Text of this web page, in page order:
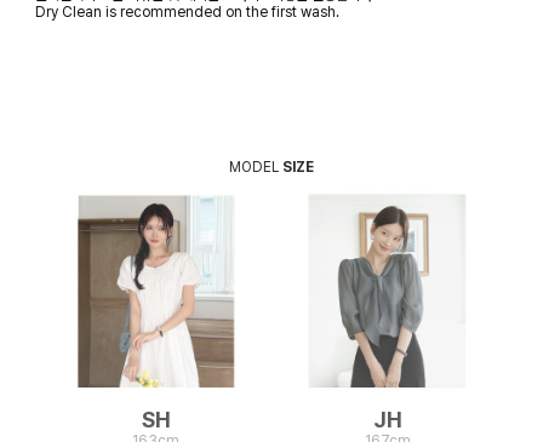
Dry Clean is recommended on the first wash.
MODEL SIZE
SH JH